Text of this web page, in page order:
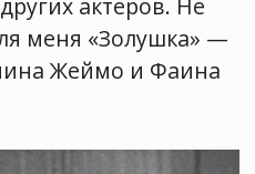
актеров. Не
меня «Золушка» —
Жеймо и Фаина